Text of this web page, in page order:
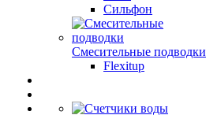
Сильфон
Смесительные подводки
Flexitup